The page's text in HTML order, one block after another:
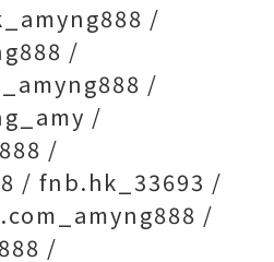
/
/
/
/
/
/ fnb.hk_33693 /
/
/